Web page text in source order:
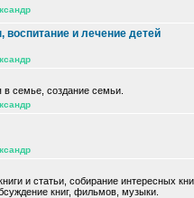
воспитание и лечение детей
семье, создание семьи.
и статьи, собирание интересных
книг, фильмов, музыки.